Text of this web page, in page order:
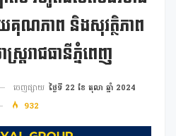
គុណភាព និងសុវត្ថិភាព
ត្ររាជធានីភ្នំពេញ
ចេញផ្សាយ ថ្ងៃទី 22 ខែ តុលា ឆ្នាំ 2024
932